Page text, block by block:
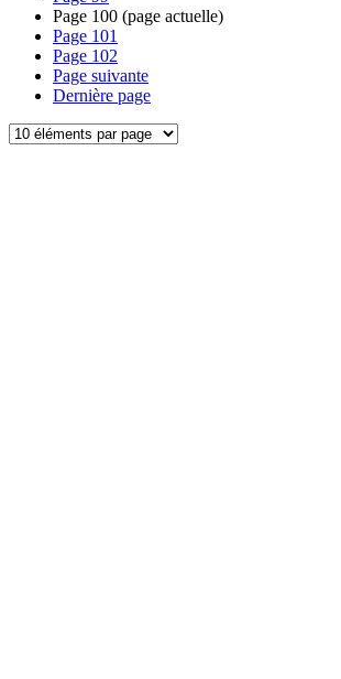
Page 100 (page actuelle)
Page 101
Page 102
Page suivante
Dernière page